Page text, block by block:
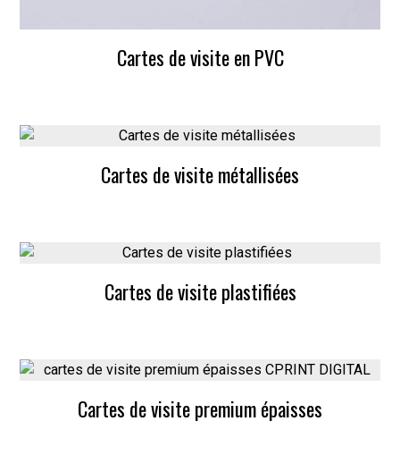
Cartes de visite en PVC
Cartes de visite métallisées
Cartes de visite plastifiées
Cartes de visite premium épaisses